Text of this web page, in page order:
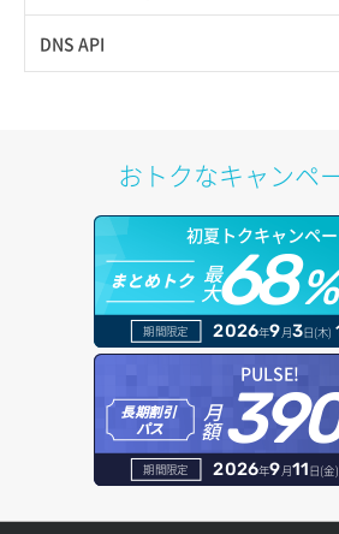
ポートデタッチ
ボリュームアタッチ
ボリュームデタッチ
プール作成
ヘルスモニタ一覧取得
ヘルスモニタ作成
ヘルスモニタ削除
ヘルスモニタ更新
ヘルスモニタ詳細取得
Web公開
オブジェクトダウンロード
オブジェクトバージョン管理
オブジェクト一覧取得
オブジェクト削除
オブジェクト削除予約
オブジェクト複製
DNS API
ドメイン情報登録
ドメイン詳細取得
レコード一覧取得
レコード作成
レコード更新
おトクなキャンペ
初夏トクキャンペ
まとめトク 最
大68
期間限定 2026年9月3日(木)
PULSE!
長期割引
パス
月
額
期間限定 2026年9月11日(金)